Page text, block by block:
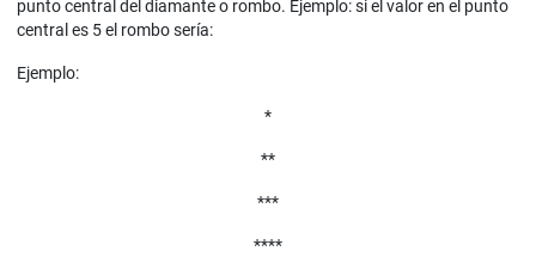
punto central del diamante o rombo. Ejemplo: si el valor en el punto
central es 5 el rombo sería:
Ejemplo:
*
**
***
****